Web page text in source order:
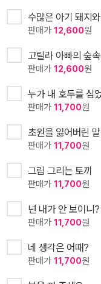
수많은 아기 돼지
판매가 12,600원
고릴라 아빠의 숲
판매가 12,600원
누가 내 호두를 심
판매가 11,700원
초원을 잃어버린 말
판매가 11,700원
그림 그리는 토끼
판매가 11,700원
넌 내가 안 보이니?
판매가 11,700원
네 생각은 어때?
판매가 11,700원